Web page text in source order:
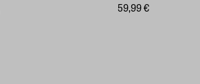
59,99 €